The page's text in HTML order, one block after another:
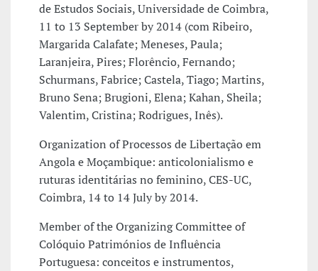
de Estudos Sociais, Universidade de Coimbra,
11 to 13 September by 2014 (com Ribeiro,
Margarida Calafate; Meneses, Paula;
Laranjeira, Pires; Florêncio, Fernando;
Schurmans, Fabrice; Castela, Tiago; Martins,
Bruno Sena; Brugioni, Elena; Kahan, Sheila;
Valentim, Cristina; Rodrigues, Inês).
Organization of Processos de Libertação em
Angola e Moçambique: anticolonialismo e
ruturas identitárias no feminino, CES-UC,
Coimbra, 14 to 14 July by 2014.
Member of the Organizing Committee of
Colóquio Patrimónios de Influência
Portuguesa: conceitos e instrumentos,